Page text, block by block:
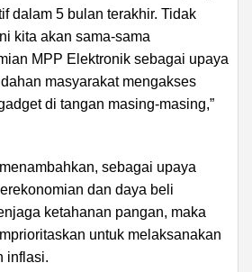
dalam 5 bulan terakhir. Tidak
kita akan sama-sama
MPP Elektronik sebagai upaya
masyarakat mengakses
di tangan masing-masing,”
sebagai upaya
dan daya beli
ketahanan pangan, maka
untuk melaksanakan
inflasi.